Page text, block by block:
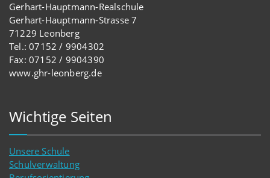
Gerhart-Hauptmann-Realschule
Gerhart-Hauptmann-Strasse 7
71229 Leonberg
Tel.: 07152 / 9904302
Fax: 07152 / 9904390
www.ghr-leonberg.de
Wichtige Seiten
Unsere Schule
Schulverwaltung